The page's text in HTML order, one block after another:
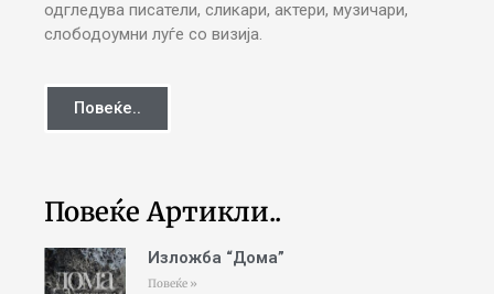
одгледува писатели, сликари, актери, музичари,
слободоумни луѓе со визија.
Повеќе..
Повеќе Артикли..
Изложба “Дома”
Повеќе »